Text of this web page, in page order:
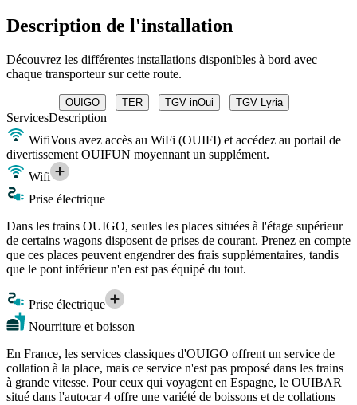
Description de l'installation
Découvrez les différentes installations disponibles à bord avec
chaque transporteur sur cette route.
OUIGO TER TGV inOui TGV Lyria
ServicesDescription
WifiVous avez accès au WiFi (OUIFI) et accédez au portail de
divertissement OUIFUN moyennant un supplément.
Wifi
Prise électrique
Dans les trains OUIGO, seules les places situées à l'étage supérieur
de certains wagons disposent de prises de courant. Prenez en compte
que ces places peuvent engendrer des frais supplémentaires, tandis
que le pont inférieur n'en est pas équipé du tout.
Prise électrique
Nourriture et boisson
En France, les services classiques d'OUIGO offrent un service de
collation à la place, mais ce service n'est pas proposé dans les trains
à grande vitesse. Pour ceux qui voyagent en Espagne, le OUIBAR
situé dans l'autocar 4 offre une variété de boissons et de collations